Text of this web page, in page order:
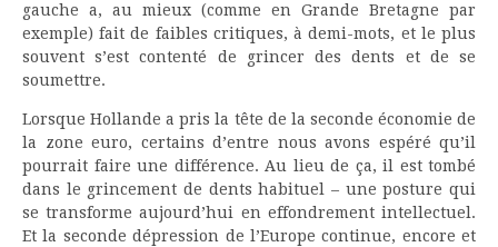
gauche a, au mieux (comme en Grande Bretagne par
exemple) fait de faibles critiques, à demi-mots, et le plus
souvent s’est contenté de grincer des dents et de se
soumettre.
Lorsque Hollande a pris la tête de la seconde économie de
la zone euro, certains d’entre nous avons espéré qu’il
pourrait faire une différence. Au lieu de ça, il est tombé
dans le grincement de dents habituel – une posture qui
se transforme aujourd’hui en effondrement intellectuel.
Et la seconde dépression de l’Europe continue, encore et